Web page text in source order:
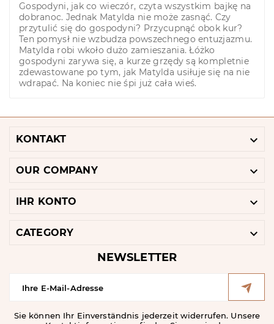
Gospodyni, jak co wieczór, czyta wszystkim bajkę na
dobranoc. Jednak Matylda nie może zasnąć. Czy
przytulić się do gospodyni? Przycupnąć obok kur?
Ten pomysł nie wzbudza powszechnego entuzjazmu.
Matylda robi wkoło dużo zamieszania. Łóżko
gospodyni zarywa się, a kurze grzędy są kompletnie
zdewastowane po tym, jak Matylda usiłuje się na nie
wdrapać. Na koniec nie śpi już cała wieś.
KONTAKT 
OUR COMPANY 
IHR KONTO 
CATEGORY 
NEWSLETTER
Sie können Ihr Einverständnis jederzeit widerrufen. Unsere